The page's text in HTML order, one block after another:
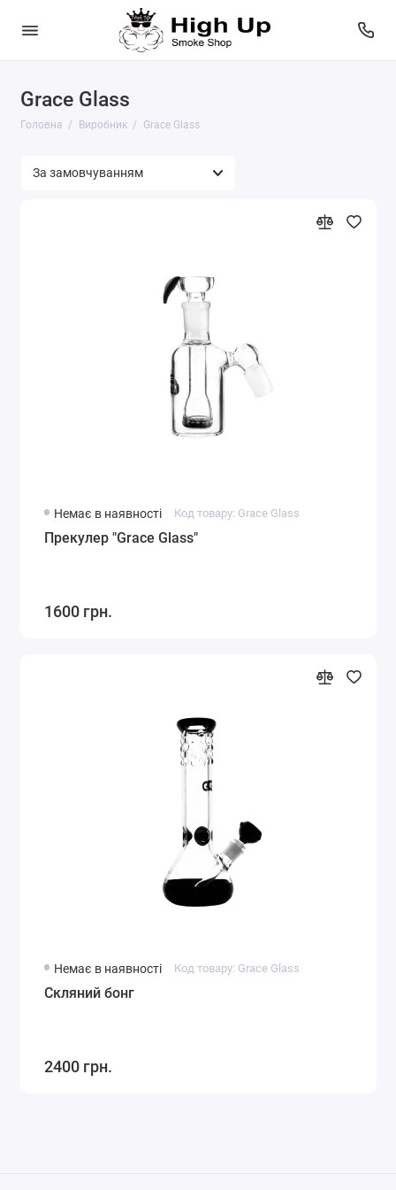
Grace Glass
Головна Виробник Grace Glass
Немає в наявності Код товару: Grace Glass
Прекулер "Grace Glass"
1600 грн.
Немає в наявності Код товару: Grace Glass
Скляний бонг
2400 грн.